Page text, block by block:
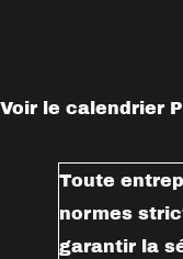
Voir le calendrier
Toute
normes
garantir la